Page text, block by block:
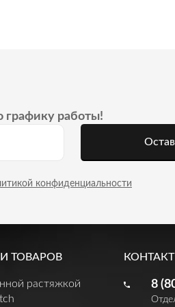
графику работы!
конфиденциальности
ТОВАРОВ
растяжкой
8